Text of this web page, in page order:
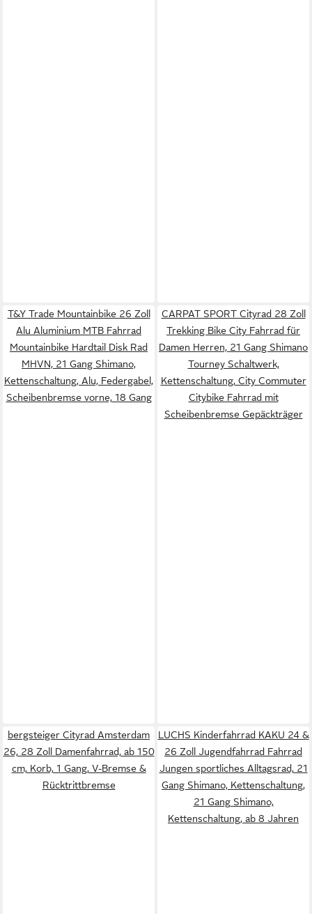
T&Y Trade Mountainbike 26 Zoll
Alu Aluminium MTB Fahrrad
Mountainbike Hardtail Disk Rad
MHVN, 21 Gang Shimano,
Kettenschaltung, Alu, Federgabel,
Scheibenbremse vorne, 18 Gang
CARPAT SPORT Cityrad 28 Zoll
Trekking Bike City Fahrrad für
Damen Herren, 21 Gang Shimano
Tourney Schaltwerk,
Kettenschaltung, City Commuter
Citybike Fahrrad mit
Scheibenbremse Gepäckträger
bergsteiger Cityrad Amsterdam
26, 28 Zoll Damenfahrrad, ab 150
cm, Korb, 1 Gang, V-Bremse &
Rücktrittbremse
LUCHS Kinderfahrrad KAKU 24 &
26 Zoll Jugendfahrrad Fahrrad
Jungen sportliches Alltagsrad, 21
Gang Shimano, Kettenschaltung,
21 Gang Shimano,
Kettenschaltung, ab 8 Jahren